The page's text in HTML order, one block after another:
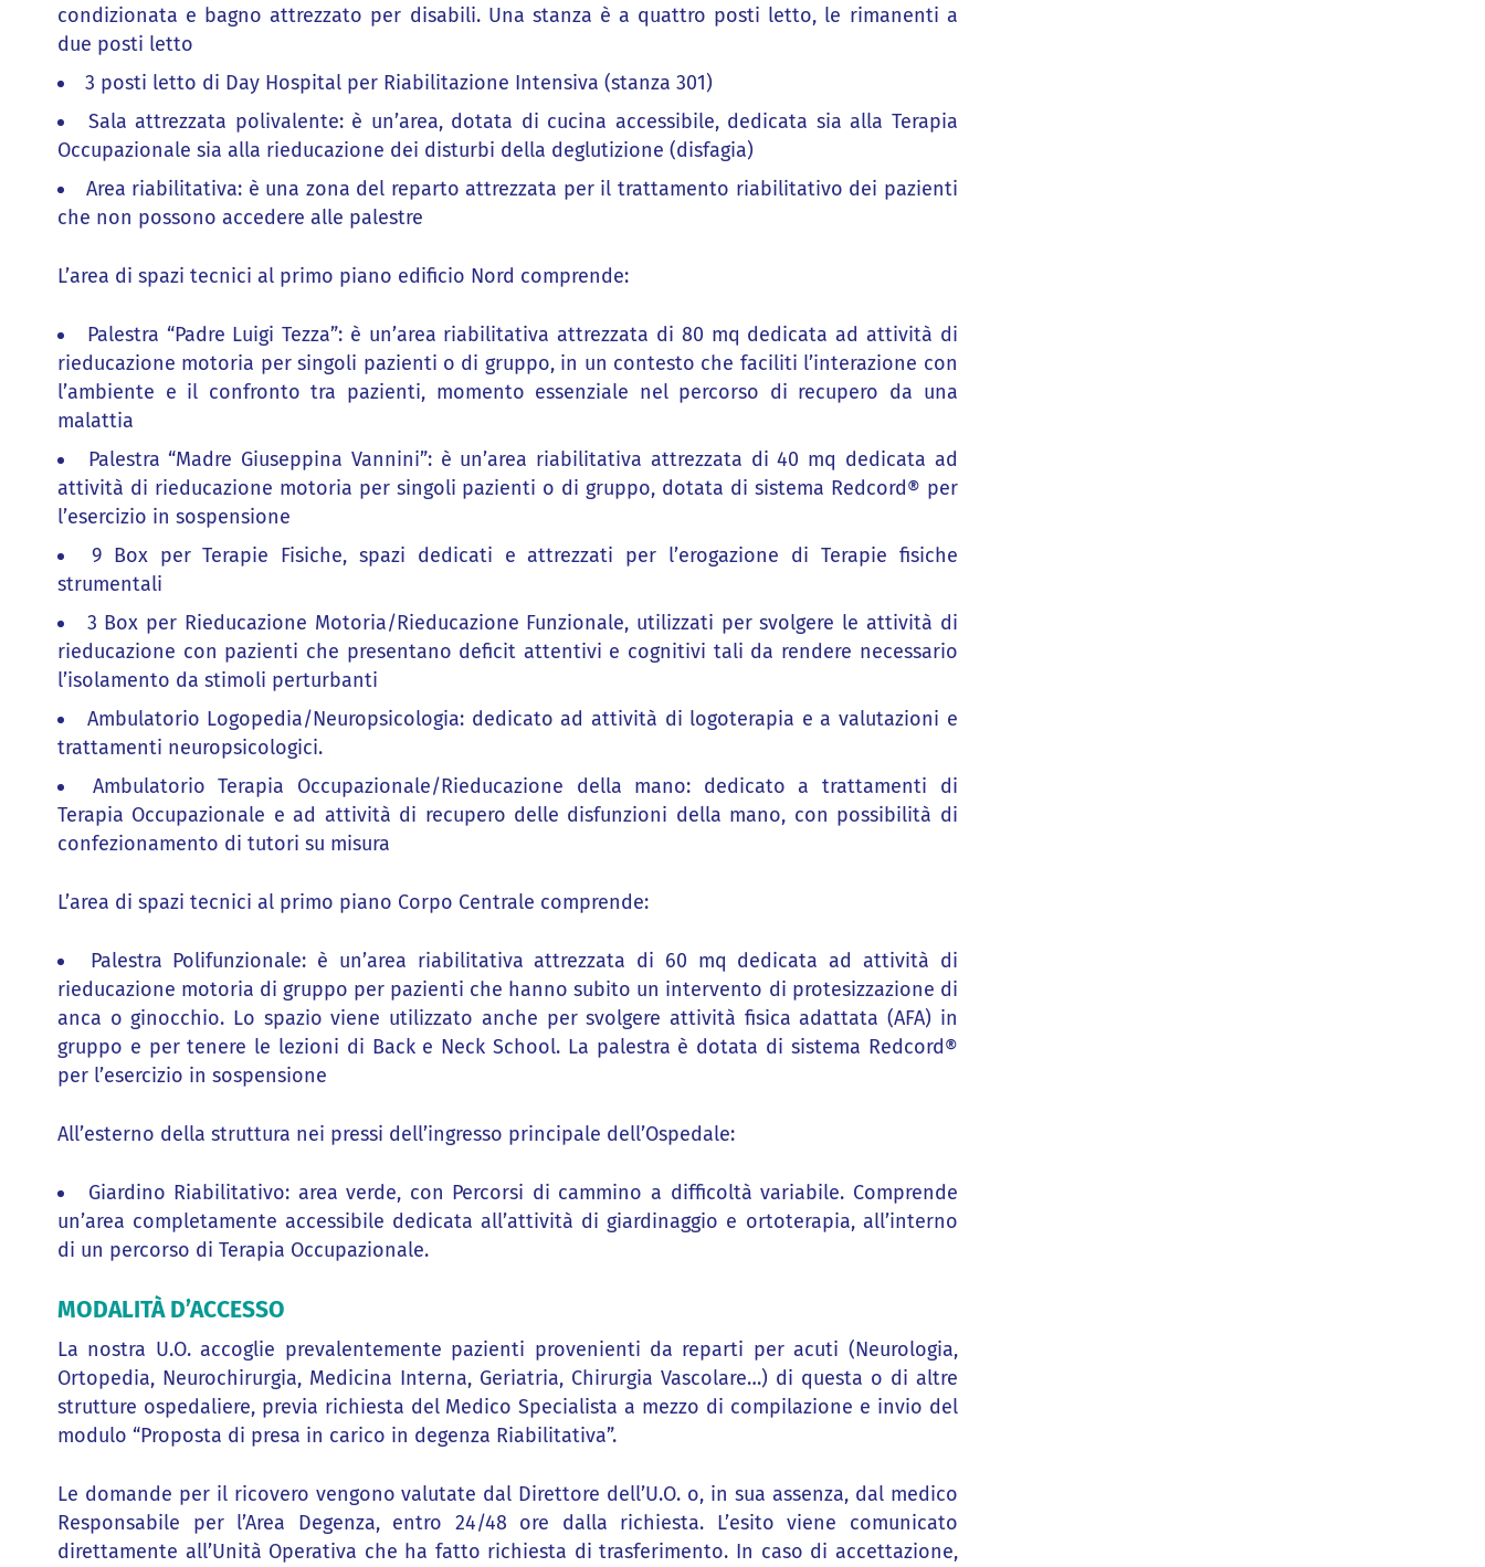
condizionata e bagno attrezzato per disabili. Una stanza è a quattro posti letto, le rimanenti a
due posti letto
3 posti letto di Day Hospital per Riabilitazione Intensiva (stanza 301)
Sala attrezzata polivalente: è un’area, dotata di cucina accessibile, dedicata sia alla Terapia
Occupazionale sia alla rieducazione dei disturbi della deglutizione (disfagia)
Area riabilitativa: è una zona del reparto attrezzata per il trattamento riabilitativo dei pazienti
che non possono accedere alle palestre
L’area di spazi tecnici al primo piano edificio Nord comprende:
Palestra “Padre Luigi Tezza”: è un’area riabilitativa attrezzata di 80 mq dedicata ad attività di
rieducazione motoria per singoli pazienti o di gruppo, in un contesto che faciliti l’interazione con
l’ambiente e il confronto tra pazienti, momento essenziale nel percorso di recupero da una
malattia
Palestra “Madre Giuseppina Vannini”: è un’area riabilitativa attrezzata di 40 mq dedicata ad
attività di rieducazione motoria per singoli pazienti o di gruppo, dotata di sistema Redcord® per
l’esercizio in sospensione
9 Box per Terapie Fisiche, spazi dedicati e attrezzati per l’erogazione di Terapie fisiche
strumentali
3 Box per Rieducazione Motoria/Rieducazione Funzionale, utilizzati per svolgere le attività di
rieducazione con pazienti che presentano deficit attentivi e cognitivi tali da rendere necessario
l’isolamento da stimoli perturbanti
Ambulatorio Logopedia/Neuropsicologia: dedicato ad attività di logoterapia e a valutazioni e
trattamenti neuropsicologici.
Ambulatorio Terapia Occupazionale/Rieducazione della mano: dedicato a trattamenti di
Terapia Occupazionale e ad attività di recupero delle disfunzioni della mano, con possibilità di
confezionamento di tutori su misura
L’area di spazi tecnici al primo piano Corpo Centrale comprende:
Palestra Polifunzionale: è un’area riabilitativa attrezzata di 60 mq dedicata ad attività di
rieducazione motoria di gruppo per pazienti che hanno subito un intervento di protesizzazione di
anca o ginocchio. Lo spazio viene utilizzato anche per svolgere attività fisica adattata (AFA) in
gruppo e per tenere le lezioni di Back e Neck School. La palestra è dotata di sistema Redcord®
per l’esercizio in sospensione
All’esterno della struttura nei pressi dell’ingresso principale dell’Ospedale:
Giardino Riabilitativo: area verde, con Percorsi di cammino a difficoltà variabile. Comprende
un’area completamente accessibile dedicata all’attività di giardinaggio e ortoterapia, all’interno
di un percorso di Terapia Occupazionale.
MODALITÀ D’ACCESSO
La nostra U.O. accoglie prevalentemente pazienti provenienti da reparti per acuti (Neurologia,
Ortopedia, Neurochirurgia, Medicina Interna, Geriatria, Chirurgia Vascolare…) di questa o di altre
strutture ospedaliere, previa richiesta del Medico Specialista a mezzo di compilazione e invio del
modulo “Proposta di presa in carico in degenza Riabilitativa”.
Le domande per il ricovero vengono valutate dal Direttore dell’U.O. o, in sua assenza, dal medico
Responsabile per l’Area Degenza, entro 24/48 ore dalla richiesta. L’esito viene comunicato
direttamente all’Unità Operativa che ha fatto richiesta di trasferimento. In caso di accettazione,